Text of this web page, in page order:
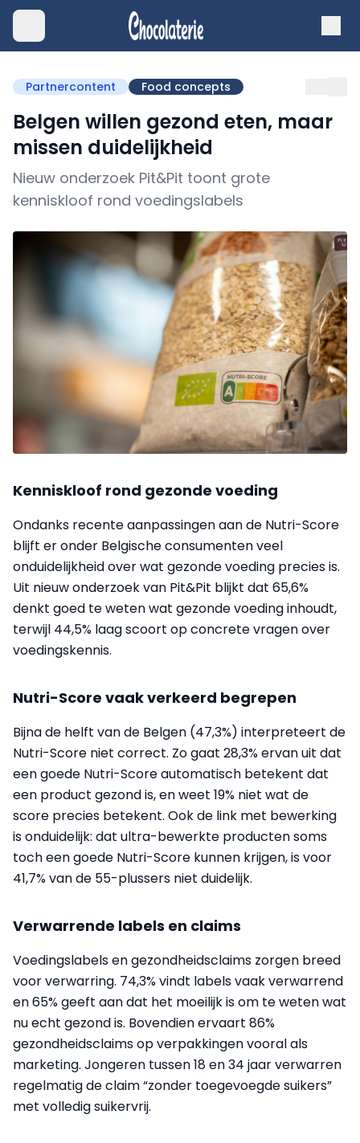
Partnercontent Food concepts
Belgen willen gezond eten, maar
missen duidelijkheid
Nieuw onderzoek Pit&Pit toont grote
kenniskloof rond voedingslabels
Kenniskloof rond gezonde voeding
Ondanks recente aanpassingen aan de Nutri-Score
blijft er onder Belgische consumenten veel
onduidelijkheid over wat gezonde voeding precies is.
Uit nieuw onderzoek van Pit&Pit blijkt dat 65,6%
denkt goed te weten wat gezonde voeding inhoudt,
terwijl 44,5% laag scoort op concrete vragen over
voedingskennis.
Nutri-Score vaak verkeerd begrepen
Bijna de helft van de Belgen (47,3%) interpreteert de
Nutri-Score niet correct. Zo gaat 28,3% ervan uit dat
een goede Nutri-Score automatisch betekent dat
een product gezond is, en weet 19% niet wat de
score precies betekent. Ook de link met bewerking
is onduidelijk: dat ultra-bewerkte producten soms
toch een goede Nutri-Score kunnen krijgen, is voor
41,7% van de 55-plussers niet duidelijk.
Verwarrende labels en claims
Voedingslabels en gezondheidsclaims zorgen breed
voor verwarring. 74,3% vindt labels vaak verwarrend
en 65% geeft aan dat het moeilijk is om te weten wat
nu echt gezond is. Bovendien ervaart 86%
gezondheidsclaims op verpakkingen vooral als
marketing. Jongeren tussen 18 en 34 jaar verwarren
regelmatig de claim “zonder toegevoegde suikers”
met volledig suikervrij.